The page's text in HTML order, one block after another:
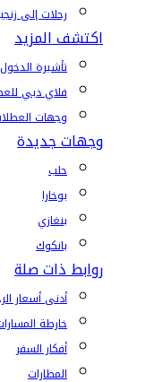
رحلات إلى
اكتشف المزيد
تأشيرة
فلاي دبي
وجهات
وجهات جديدة
حلب
بوخارا
بنغازي
بانكوك
روابط ذات صلة
أدنى أسعار
خارطة
أفكار السفر
المطارات